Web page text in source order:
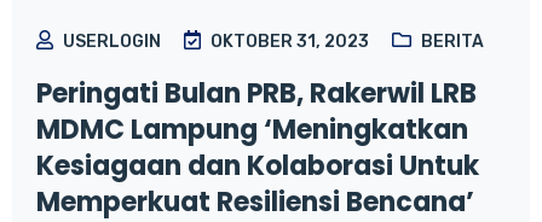
USERLOGIN OKTOBER 31, 2023 BERITA
Peringati Bulan PRB, Rakerwil LRB
MDMC Lampung ‘Meningkatkan
Kesiagaan dan Kolaborasi Untuk
Memperkuat Resiliensi Bencana’